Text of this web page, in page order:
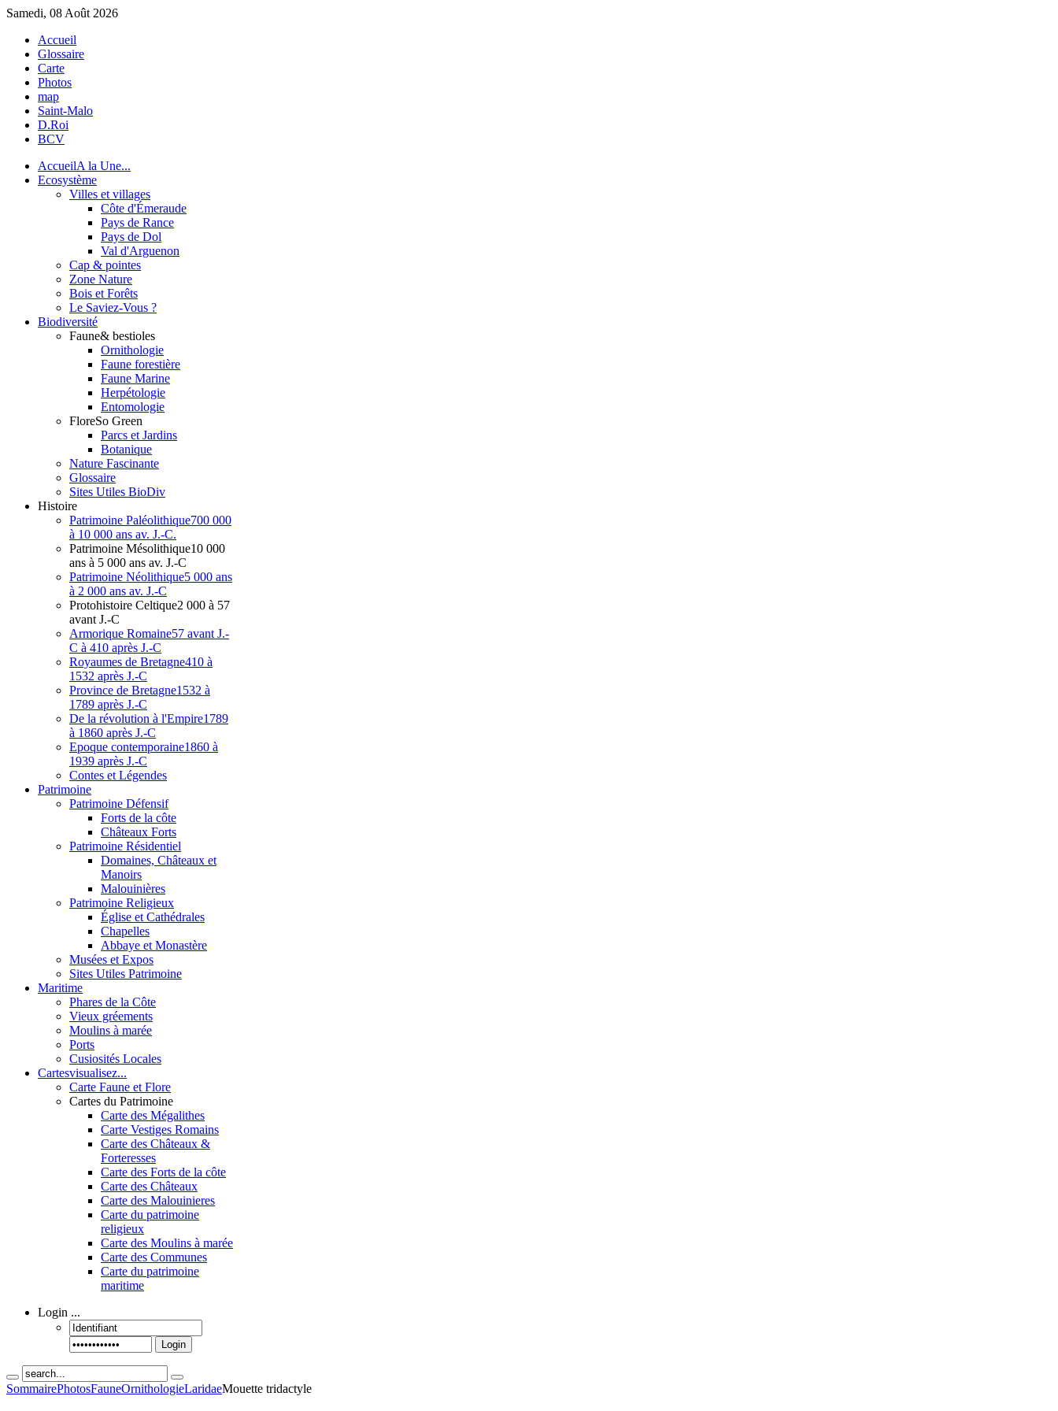
Samedi, 08 Août 2026
Accueil
Glossaire
Carte
Photos
map
Saint-Malo
D.Roi
BCV
AccueilA la Une...
Ecosystème
Villes et villages
Côte d'Émeraude
Pays de Rance
Pays de Dol
Val d'Arguenon
Cap & pointes
Zone Nature
Bois et Forêts
Le Saviez-Vous ?
Biodiversité
Faune& bestioles
Ornithologie
Faune forestière
Faune Marine
Herpétologie
Entomologie
FloreSo Green
Parcs et Jardins
Botanique
Nature Fascinante
Glossaire
Sites Utiles BioDiv
Histoire
Patrimoine Paléolithique700 000
à 10 000 ans av. J.-C.
Patrimoine Mésolithique10 000
ans à 5 000 ans av. J.-C
Patrimoine Néolithique5 000 ans
à 2 000 ans av. J.-C
Protohistoire Celtique2 000 à 57
avant J.-C
Armorique Romaine57 avant J.-
C à 410 après J.-C
Royaumes de Bretagne410 à
1532 après J.-C
Province de Bretagne1532 à
1789 après J.-C
De la révolution à l'Empire1789
à 1860 après J.-C
Epoque contemporaine1860 à
1939 après J.-C
Contes et Légendes
Patrimoine
Patrimoine Défensif
Forts de la côte
Châteaux Forts
Patrimoine Résidentiel
Domaines, Châteaux et
Manoirs
Malouinières
Patrimoine Religieux
Église et Cathédrales
Chapelles
Abbaye et Monastère
Musées et Expos
Sites Utiles Patrimoine
Maritime
Phares de la Côte
Vieux gréements
Moulins à marée
Ports
Cusiosités Locales
Cartesvisualisez...
Carte Faune et Flore
Cartes du Patrimoine
Carte des Mégalithes
Carte Vestiges Romains
Carte des Châteaux &
Forteresses
Carte des Forts de la côte
Carte des Châteaux
Carte des Malouinieres
Carte du patrimoine
religieux
Carte des Moulins à marée
Carte des Communes
Carte du patrimoine
maritime
Login ...
Login
SommairePhotosFauneOrnithologieLaridaeMouette tridactyle